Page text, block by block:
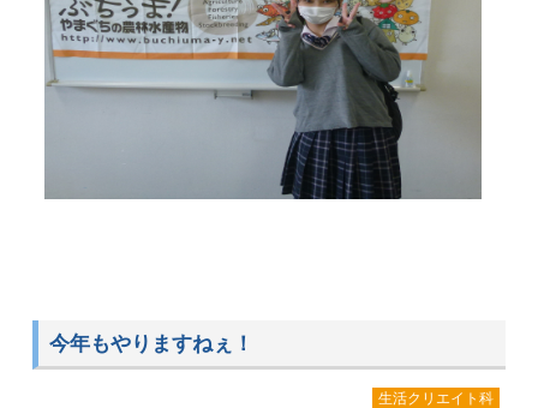
今年もやりますねぇ！
生活クリエイト科